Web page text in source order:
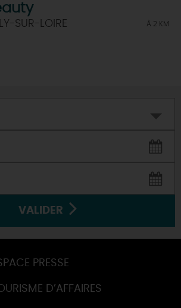
SUR-LOIRE À 2 KM
VALIDER
PRESSE
D’AFFAIRES